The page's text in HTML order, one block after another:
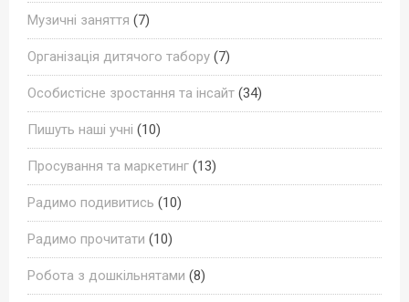
Музичні заняття (7)
Організація дитячого табору (7)
Особистісне зростання та інсайт (34)
Пишуть наші учні (10)
Просування та маркетинг (13)
Радимо подивитись (10)
Радимо прочитати (10)
Робота з дошкільнятами (8)